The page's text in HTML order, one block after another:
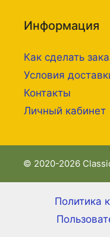
Информация
Как сделать
Условия
Контакты
Личный кабинет
© 2020-2026
Политика